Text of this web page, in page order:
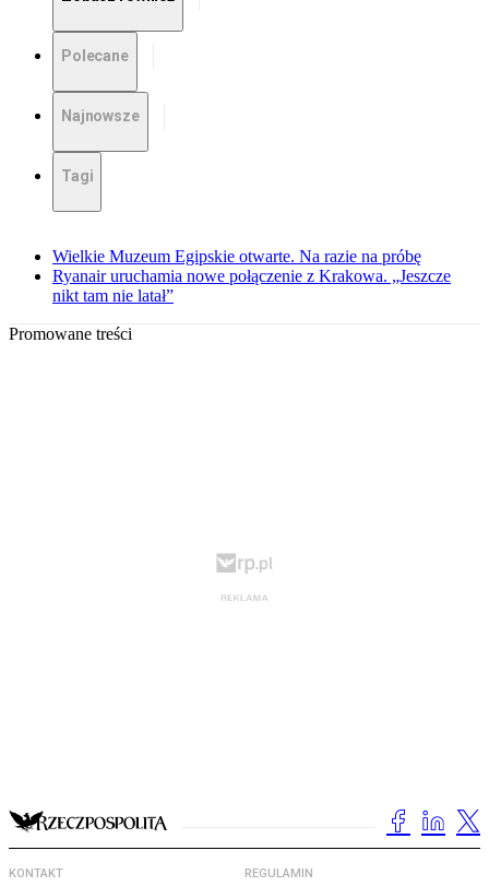
Polecane
Najnowsze
Tagi
Wielkie Muzeum Egipskie otwarte. Na razie na próbę
Ryanair uruchamia nowe połączenie z Krakowa. „Jeszcze
nikt tam nie latał”
Promowane treści
KONTAKT REGULAMIN